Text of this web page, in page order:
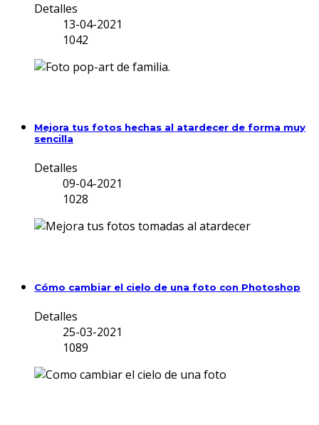
Detalles
13-04-2021
1042
Mejora tus fotos hechas al atardecer de forma muy
sencilla
Detalles
09-04-2021
1028
Cómo cambiar el cielo de una foto con Photoshop
Detalles
25-03-2021
1089